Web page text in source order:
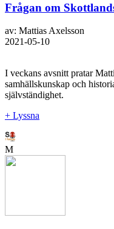
Frågan om
av: Mattias Axelsson
2021-05-10
I veckans avsnitt pratar
samhällskunskap och
självständighet.
+ Lyssna
M